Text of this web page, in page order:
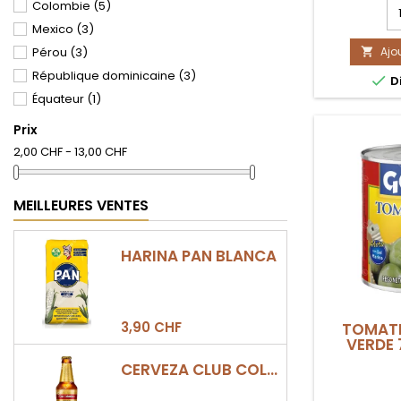
Colombie (5)
Mexico (3)
Pérou (3)
République dominicaine (3)
Équateur (1)
Prix
2,00 CHF - 13,00 CHF
MEILLEURES VENTES
HARINA PAN BLANCA
3,90 CHF
CERVEZA CLUB COLOMBIA DORADA BOTELLA 330ML
con
du

